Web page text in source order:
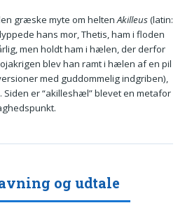
græske myte om helten Akilleus(latin:
hans mor, Thetis, ham i floden
men holdt ham i hælen, der derfor
blev han ramt i hælen af en pil
med guddommelig indgriben),
er “akilleshæl” blevet en metafor
og udtale